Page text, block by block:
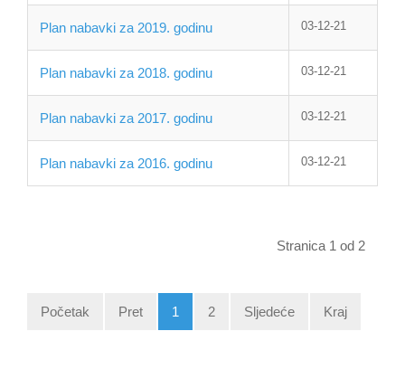
Plan nabavki za 2019. godinu 03-12-21
Plan nabavki za 2018. godinu 03-12-21
Plan nabavki za 2017. godinu 03-12-21
Plan nabavki za 2016. godinu 03-12-21
Stranica 1 od 2
Početak Pret 1 2 Sljedeće Kraj